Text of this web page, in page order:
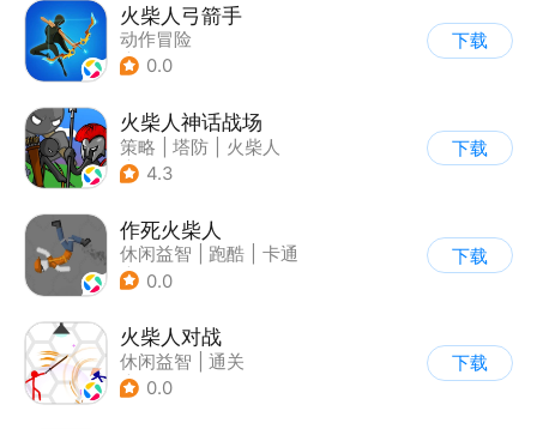
火柴人弓箭手
动作冒险
| 第三人称射击
0.0
下载
火柴人神话战场
策略 塔防
火柴人
| 休闲益智
4.3
下载
作死火柴人
休闲益智 跑酷
卡通
| 62游戏
0.0
下载
火柴人对战
休闲益智
通关
| 火柴人
0.0
下载